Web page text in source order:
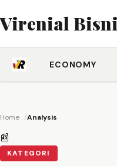
Virenial
ECONOMY
Home Analysis
📰
KATEGORI